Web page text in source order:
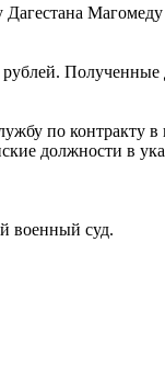
Полученные
по контракту в
должности в
военный суд.